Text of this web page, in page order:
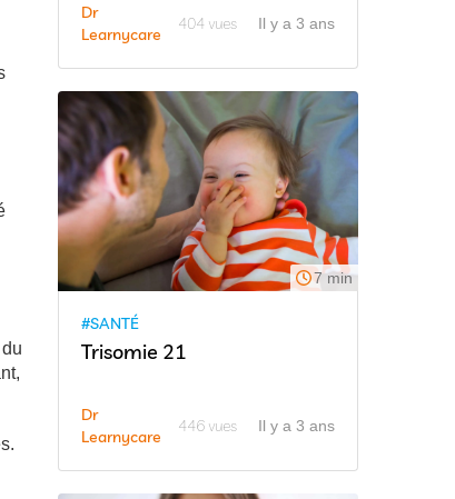
Dr
Learnycare
404 vues Il y a 3 ans
7 min
#SANTÉ
Trisomie 21
Dr
Learnycare
446 vues Il y a 3 ans